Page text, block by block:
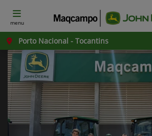
menu
Porto Nacional - Tocantins